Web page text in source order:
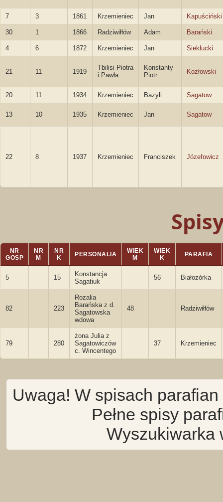
7 3 1861 Krzemieniec Jan Kapuściński
30 1 1866 Radziwiłłów Adam Barański
4 6 1872 Krzemieniec Jan Sieklucki
21 11 1919
Tbilisi Piotra
i Pawła
Konstanty
Piotr
Kozłowski
20 11 1934 Krzemieniec Bazyli Sagatow
13 10 1935 Krzemieniec Jan Sagatow
22 8 1937 Krzemieniec Franciszek Józefowicz
NR
GOSP
NR
M
NR
K
PERSONALIA
WIEK
M
WIEK
K
PARAFIA
5 15
Konstancja
Sagatiuk
56 Białozórka
82 223
Rozalia
Barańska z d.
Sagatowska
wdowa
48 Radziwiłłów
79 280
żona Julia z
Sagatowiczów
c. Wincentego
37 Krzemieniec
Uwaga! W spisach
Pełne spisy
Wyszukiwarka